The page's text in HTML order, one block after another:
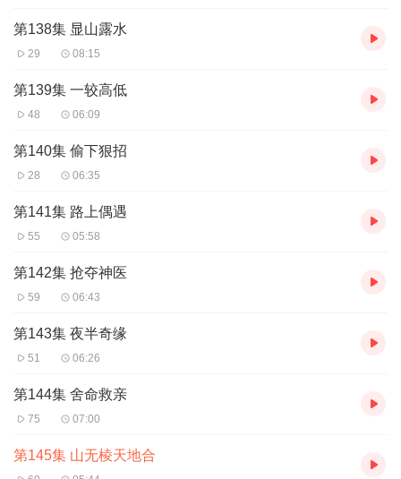
第138集 显山露水
29 08:15
第139集 一较高低
48 06:09
第140集 偷下狠招
28 06:35
第141集 路上偶遇
55 05:58
第142集 抢夺神医
59 06:43
第143集 夜半奇缘
51 06:26
第144集 舍命救亲
75 07:00
第145集 山无棱天地合